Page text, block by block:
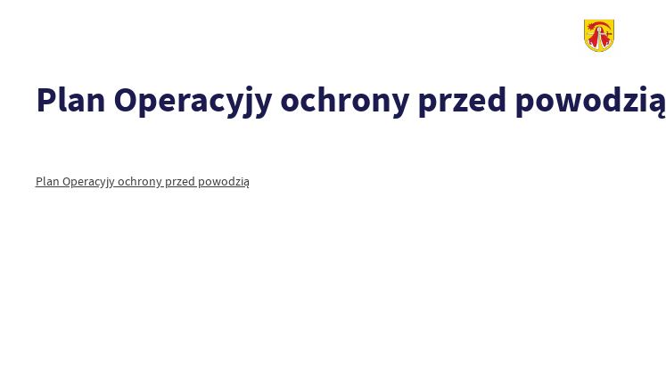
Plan Operacyjy ochrony przed powodzią
Plan Operacyjy ochrony przed powodzią